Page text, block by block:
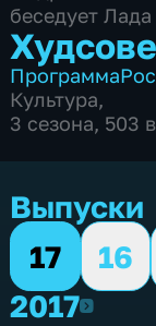
беседует
Программа
Культура,
3 сезона, 503
Выпуски
17
16
20172017